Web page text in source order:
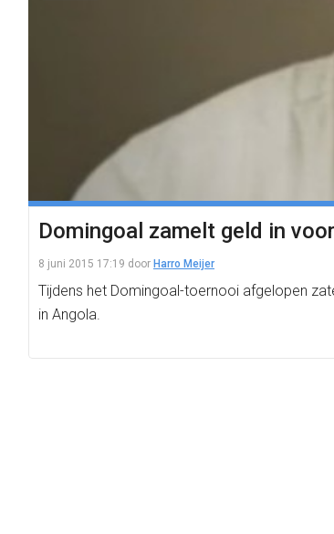
Domingoal zamelt geld in
8 juni 2015 17:19 door Harro Meijer
Tijdens het Domingoal-toernooi afgelopen
in Angola.